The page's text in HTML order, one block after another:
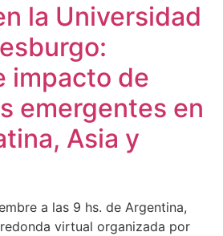
la Universidad
impacto de
emergentes en
Asia y
a las 9 hs. de Argentina,
virtual organizada por